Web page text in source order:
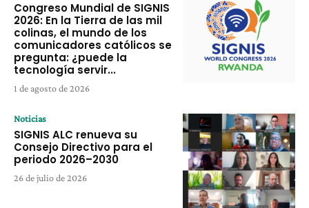
Congreso Mundial de SIGNIS
2026: En la Tierra de las mil
colinas, el mundo de los
comunicadores católicos se
pregunta: ¿puede la
tecnología servir...
1 de agosto de 2026
Noticias
SIGNIS ALC renueva su
Consejo Directivo para el
periodo 2026–2030
26 de julio de 2026